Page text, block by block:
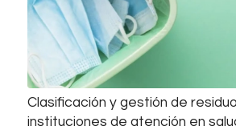
Clasificación y gestión de
instituciones de atención en